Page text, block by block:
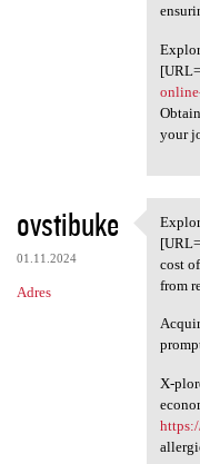
[URL=
your
ovstibuke
01.11.2024
Adres
[URL=
cost
from
X-